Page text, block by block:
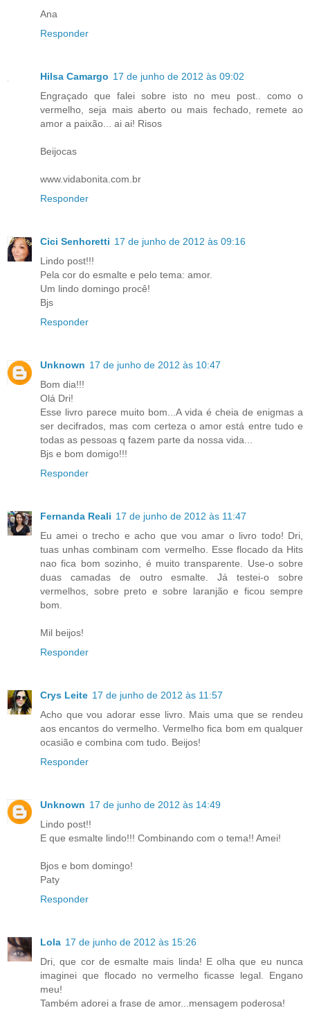
Ana
Responder
Hilsa Camargo 17 de junho de 2012 às 09:02
Engraçado que falei sobre isto no meu post.. como o
vermelho, seja mais aberto ou mais fechado, remete ao
amor a paixão... ai ai! Risos
Beijocas
www.vidabonita.com.br
Responder
Cici Senhoretti 17 de junho de 2012 às 09:16
Lindo post!!!
Pela cor do esmalte e pelo tema: amor.
Um lindo domingo procê!
Bjs
Responder
Unknown 17 de junho de 2012 às 10:47
Bom dia!!!
Olá Dri!
Esse livro parece muito bom...A vida é cheia de enigmas a
ser decifrados, mas com certeza o amor está entre tudo e
todas as pessoas q fazem parte da nossa vida...
Bjs e bom domigo!!!
Responder
Fernanda Reali 17 de junho de 2012 às 11:47
Eu amei o trecho e acho que vou amar o livro todo! Dri,
tuas unhas combinam com vermelho. Esse flocado da Hits
nao fica bom sozinho, é muito transparente. Use-o sobre
duas camadas de outro esmalte. Já testei-o sobre
vermelhos, sobre preto e sobre laranjão e ficou sempre
bom.
Mil beijos!
Responder
Crys Leite 17 de junho de 2012 às 11:57
Acho que vou adorar esse livro. Mais uma que se rendeu
aos encantos do vermelho. Vermelho fica bom em qualquer
ocasião e combina com tudo. Beijos!
Responder
Unknown 17 de junho de 2012 às 14:49
Lindo post!!
E que esmalte lindo!!! Combinando com o tema!! Amei!
Bjos e bom domingo!
Paty
Responder
Lola 17 de junho de 2012 às 15:26
Dri, que cor de esmalte mais linda! E olha que eu nunca
imaginei que flocado no vermelho ficasse legal. Engano
meu!
Também adorei a frase de amor...mensagem poderosa!